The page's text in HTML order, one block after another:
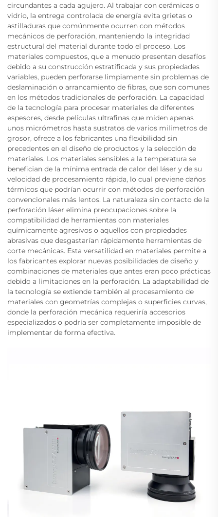
circundantes a cada agujero. Al trabajar con cerámicas o
vidrio, la entrega controlada de energía evita grietas o
astilladuras que comúnmente ocurren con métodos
mecánicos de perforación, manteniendo la integridad
estructural del material durante todo el proceso. Los
materiales compuestos, que a menudo presentan desafíos
debido a su construcción estratificada y sus propiedades
variables, pueden perforarse limpiamente sin problemas de
deslaminación o arrancamiento de fibras, que son comunes
en los métodos tradicionales de perforación. La capacidad
de la tecnología para procesar materiales de diferentes
espesores, desde películas ultrafinas que miden apenas
unos micrómetros hasta sustratos de varios milímetros de
grosor, ofrece a los fabricantes una flexibilidad sin
precedentes en el diseño de productos y la selección de
materiales. Los materiales sensibles a la temperatura se
benefician de la mínima entrada de calor del láser y de su
velocidad de procesamiento rápida, lo cual previene daños
térmicos que podrían ocurrir con métodos de perforación
convencionales más lentos. La naturaleza sin contacto de la
perforación láser elimina preocupaciones sobre la
compatibilidad de herramientas con materiales
químicamente agresivos o aquellos con propiedades
abrasivas que desgastarían rápidamente herramientas de
corte mecánicas. Esta versatilidad en materiales permite a
los fabricantes explorar nuevas posibilidades de diseño y
combinaciones de materiales que antes eran poco prácticas
debido a limitaciones en la perforación. La adaptabilidad de
la tecnología se extiende también al procesamiento de
materiales con geometrías complejas o superficies curvas,
donde la perforación mecánica requeriría accesorios
especializados o podría ser completamente imposible de
implementar de forma efectiva.